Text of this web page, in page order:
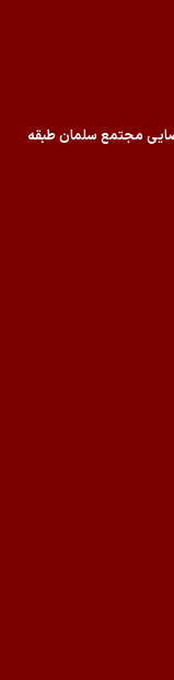
رضایی مجتمع سلمان طبقه